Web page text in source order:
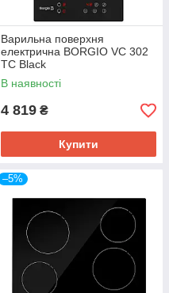
Варильна поверхня
електрична BORGIO VC 302
TC Black
В наявності
4 819 ₴
Купити
–5%